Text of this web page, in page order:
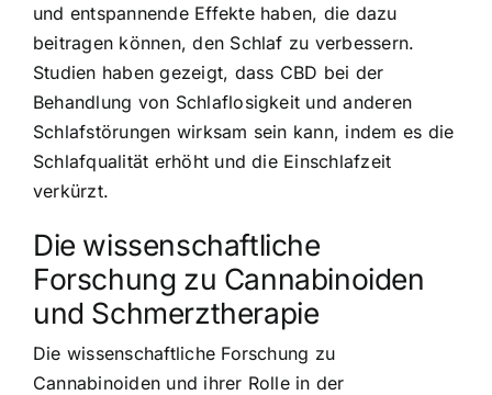
und entspannende Effekte haben, die dazu
beitragen können, den Schlaf zu verbessern.
Studien haben gezeigt, dass CBD bei der
Behandlung von Schlaflosigkeit und anderen
Schlafstörungen wirksam sein kann, indem es die
Schlafqualität erhöht und die Einschlafzeit
verkürzt.
Die wissenschaftliche
Forschung zu Cannabinoiden
und Schmerztherapie
Die wissenschaftliche Forschung zu
Cannabinoiden und ihrer Rolle in der